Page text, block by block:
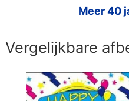
Meer 40
Vergelijkbare